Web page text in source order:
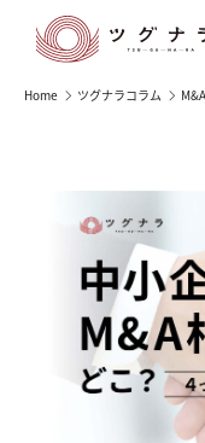
Home ツグナラコラム M&A